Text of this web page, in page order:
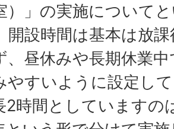
）」の実施について
開設時間は基本は放
、昼休みや長期休業
やすいように設定し
2時間としていますの